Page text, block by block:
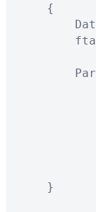
    {
    }